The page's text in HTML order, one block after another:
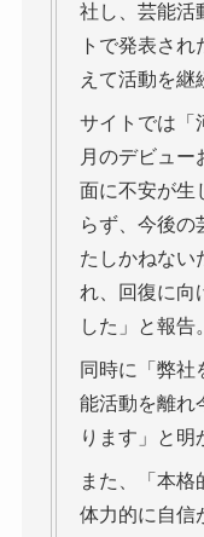
社し、芸能活
トで発表さ
えて活動を継
サイトでは「
月のデビュー
面に不安が生
らず、今後の
たしかねない
れ、回復に向
した」と報告。
同時に「弊社
能活動を離れ
ります」と明
また、「本格
体力的に自信